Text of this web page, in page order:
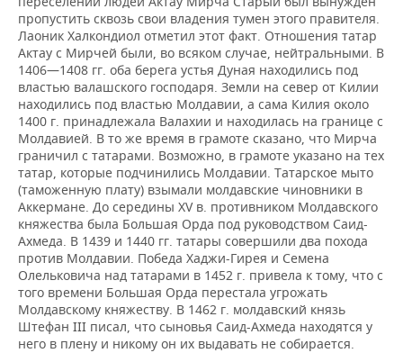
пропустить сквозь свои владения тумен этого правителя.
Лаоник Халкондиол отметил этот факт. Отношения татар
Актау с Мирчей были, во всяком случае, нейтральными. В
1406—1408 гг. оба берега устья Дуная находились под
властью валашского господаря. Земли на север от Килии
находились под властью Молдавии, а сама Килия около
1400 г. принадлежала Валахии и находилась на границе с
Молдавией. В то же время в грамоте сказано, что Мирча
граничил с татарами. Возможно, в грамоте указано на тех
татар, которые подчинились Молдавии. Татарское мыто
(таможенную плату) взымали молдавские чиновники в
Аккермане. До середины XV в. противником Молдавского
княжества была Большая Орда под руководством Саид-
Ахмеда. В 1439 и 1440 гг. татары совершили два похода
против Молдавии. Победа Хаджи-Гирея и Семена
Олельковича над татарами в 1452 г. привела к тому, что с
того времени Большая Орда перестала угрожать
Молдавскому княжеству. В 1462 г. молдавский князь
Штефан ІІІ писал, что сыновья Саид-Ахмеда находятся у
него в плену и никому он их выдавать не собирается.